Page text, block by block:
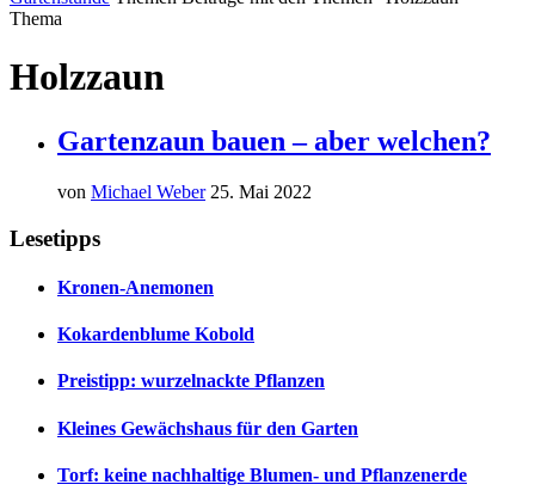
Thema
Holzzaun
Gartenzaun bauen – aber welchen?
von Michael Weber 25. Mai 2022
Lesetipps
Kronen-Anemonen
Kokardenblume Kobold
Preistipp: wurzelnackte Pflanzen
Kleines Gewächshaus für den Garten
Torf: keine nachhaltige Blumen- und Pflanzenerde